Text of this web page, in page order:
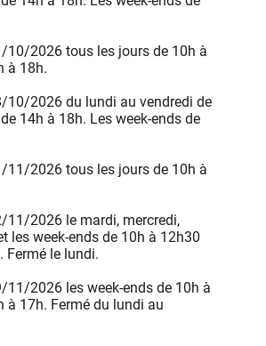
10/2026 tous les jours de 10h à
à 18h.
10/2026 du lundi au vendredi de
14h à 18h. Les week-ends de
11/2026 tous les jours de 10h à
11/2026 le mardi, mercredi,
les week-ends de 10h à 12h30
Fermé le lundi.
11/2026 les week-ends de 10h à
à 17h. Fermé du lundi au